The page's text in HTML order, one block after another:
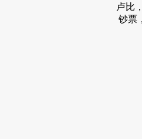
卢比
钞票